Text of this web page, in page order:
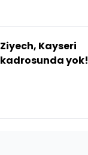
Ziyech, Kayseri
kadrosunda yok!